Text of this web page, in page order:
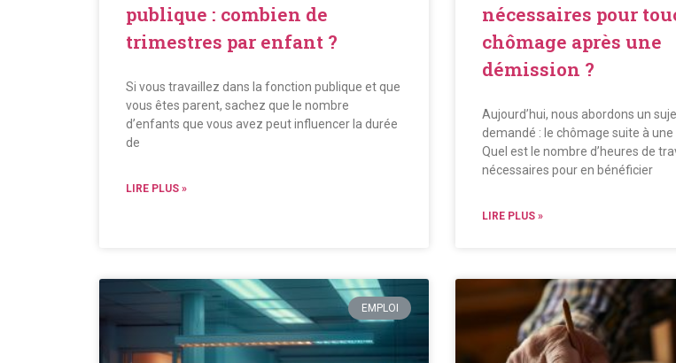
publique : combien de
trimestres par enfant ?
Si vous travaillez dans la fonction publique et que
vous êtes parent, sachez que le nombre
d’enfants que vous avez peut influencer la durée
de
LIRE PLUS »
nécessaires pour
chômage après une
démission ?
Aujourd’hui, nous abordons un
demandé : le chômage suite à une
Quel est le nombre d’heures de
nécessaires pour en bénéficier
LIRE PLUS »
EMPLOI